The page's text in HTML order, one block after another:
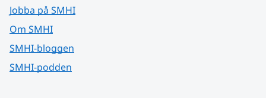
Jobba på SMHI
Om SMHI
SMHI-bloggen
SMHI-podden